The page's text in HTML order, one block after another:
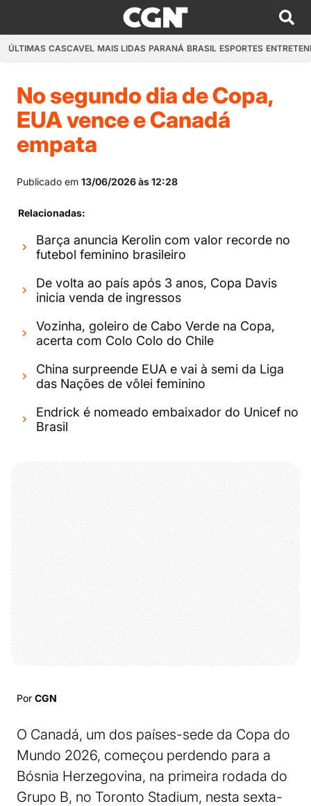
ÚLTIMAS CASCAVEL MAIS LIDAS PARANÁ BRASIL ESPORTES
No segundo dia de Copa,
EUA vence e Canadá
empata
Publicado em 13/06/2026 às 12:28
Relacionadas:
Barça anuncia Kerolin com valor recorde no
futebol feminino brasileiro
De volta ao país após 3 anos, Copa Davis
inicia venda de ingressos
Vozinha, goleiro de Cabo Verde na Copa,
acerta com Colo Colo do Chile
China surpreende EUA e vai à semi da Liga
das Nações de vôlei feminino
Endrick é nomeado embaixador do Unicef no
Brasil
Por CGN
O Canadá, um dos países-sede da Copa do
Mundo 2026, começou perdendo para a
Bósnia Herzegovina, na primeira rodada do
Grupo B, no Toronto Stadium, nesta sexta-